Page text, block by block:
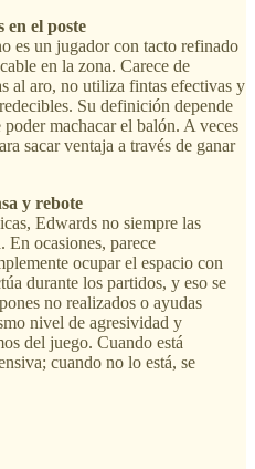
en el poste
es un jugador con tacto refinado
en la zona. Carece de
al aro, no utiliza fintas efectivas y
Su definición depende
machacar el balón. A veces
sacar ventaja a través de ganar
y rebote
Edwards no siempre las
En ocasiones, parece
ocupar el espacio con
durante los partidos, y eso se
no realizados o ayudas
nivel de agresividad y
del juego. Cuando está
cuando no lo está, se